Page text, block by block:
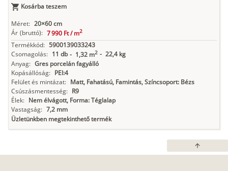
Kosárba teszem
Méret: 20×60 cm
Ár (bruttó): 7 990 Ft /m2
Termékkód: 5900139033243
Csomagolás: 11 db - 1,32 m2 - 22,4 kg
Anyag: Gres porcelán fagyálló
Kopásállóság: PEI:4
Felület és mintázat: Matt, Fahatású, Famintás, Színcsoport: Bézs
Csúszásmentesség: R9
Élek: Nem élvágott, Forma: Téglalap
Vastagság: 7,2 mm
Üzletünkben megtekinthető termék
arrow_upward